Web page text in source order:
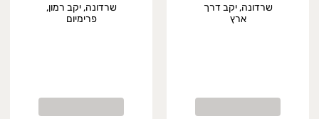
שרדונה, יקב דרך
ארץ
שרדונה, יקב רמון,
פרימיום